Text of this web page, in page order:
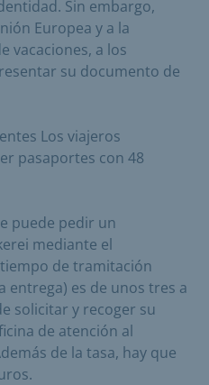
Sin embargo,
Europea y a la
vacaciones, a los
su documento de
Los viajeros
pasaportes con 48
puede pedir un
mediante el
de tramitación
entrega) es de unos tres a
solicitar y recoger su
de atención al
de la tasa, hay que